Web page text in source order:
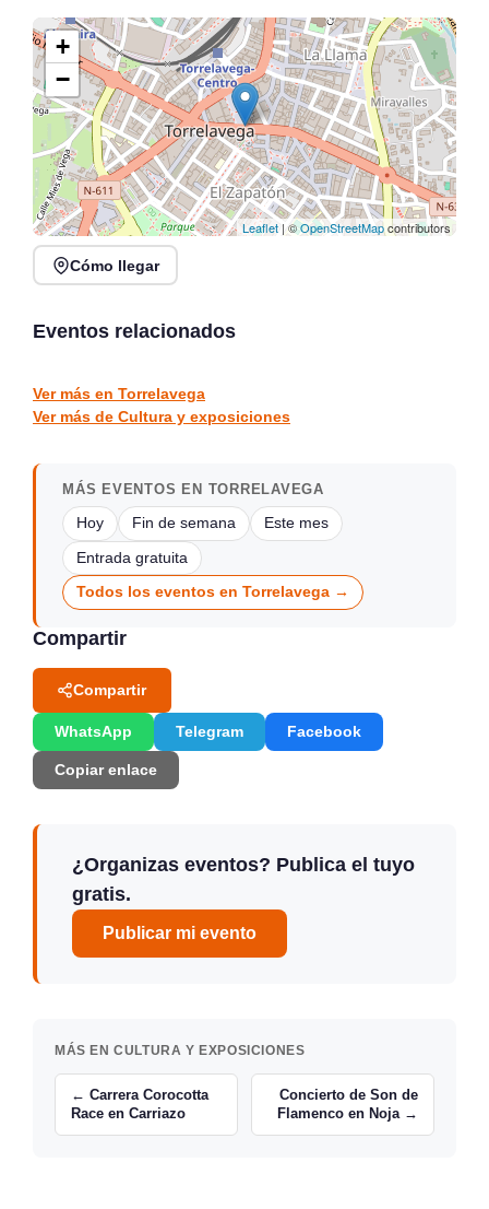
+
−
Leaflet | ©OpenStreetMapcontributors
Cómo llegar
Eventos relacionados
XVI Feria Nacional de
Plaza Porticada
Santander
Ver más en Torrelavega
Ver más de Cultura y exposiciones
MÁS EVENTOS EN TORRELAVEGA
Hoy Fin de semana Este mes
Entrada gratuita
Todos los eventos en Torrelavega →
Compartir
Compartir
WhatsApp Telegram Facebook
Copiar enlace
¿Organizas eventos? Publica el tuyo
gratis.
Publicar mi evento
MÁS EN CULTURA Y EXPOSICIONES
← Carrera Corocotta
Race en Carriazo
Concierto de Son de
Flamenco en Noja →